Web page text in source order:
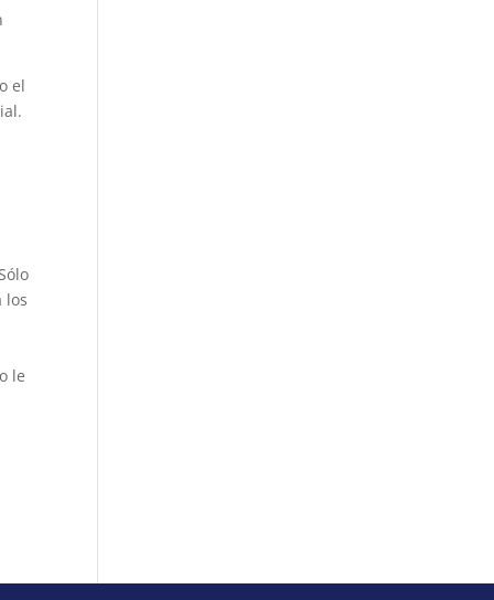
el
los
le